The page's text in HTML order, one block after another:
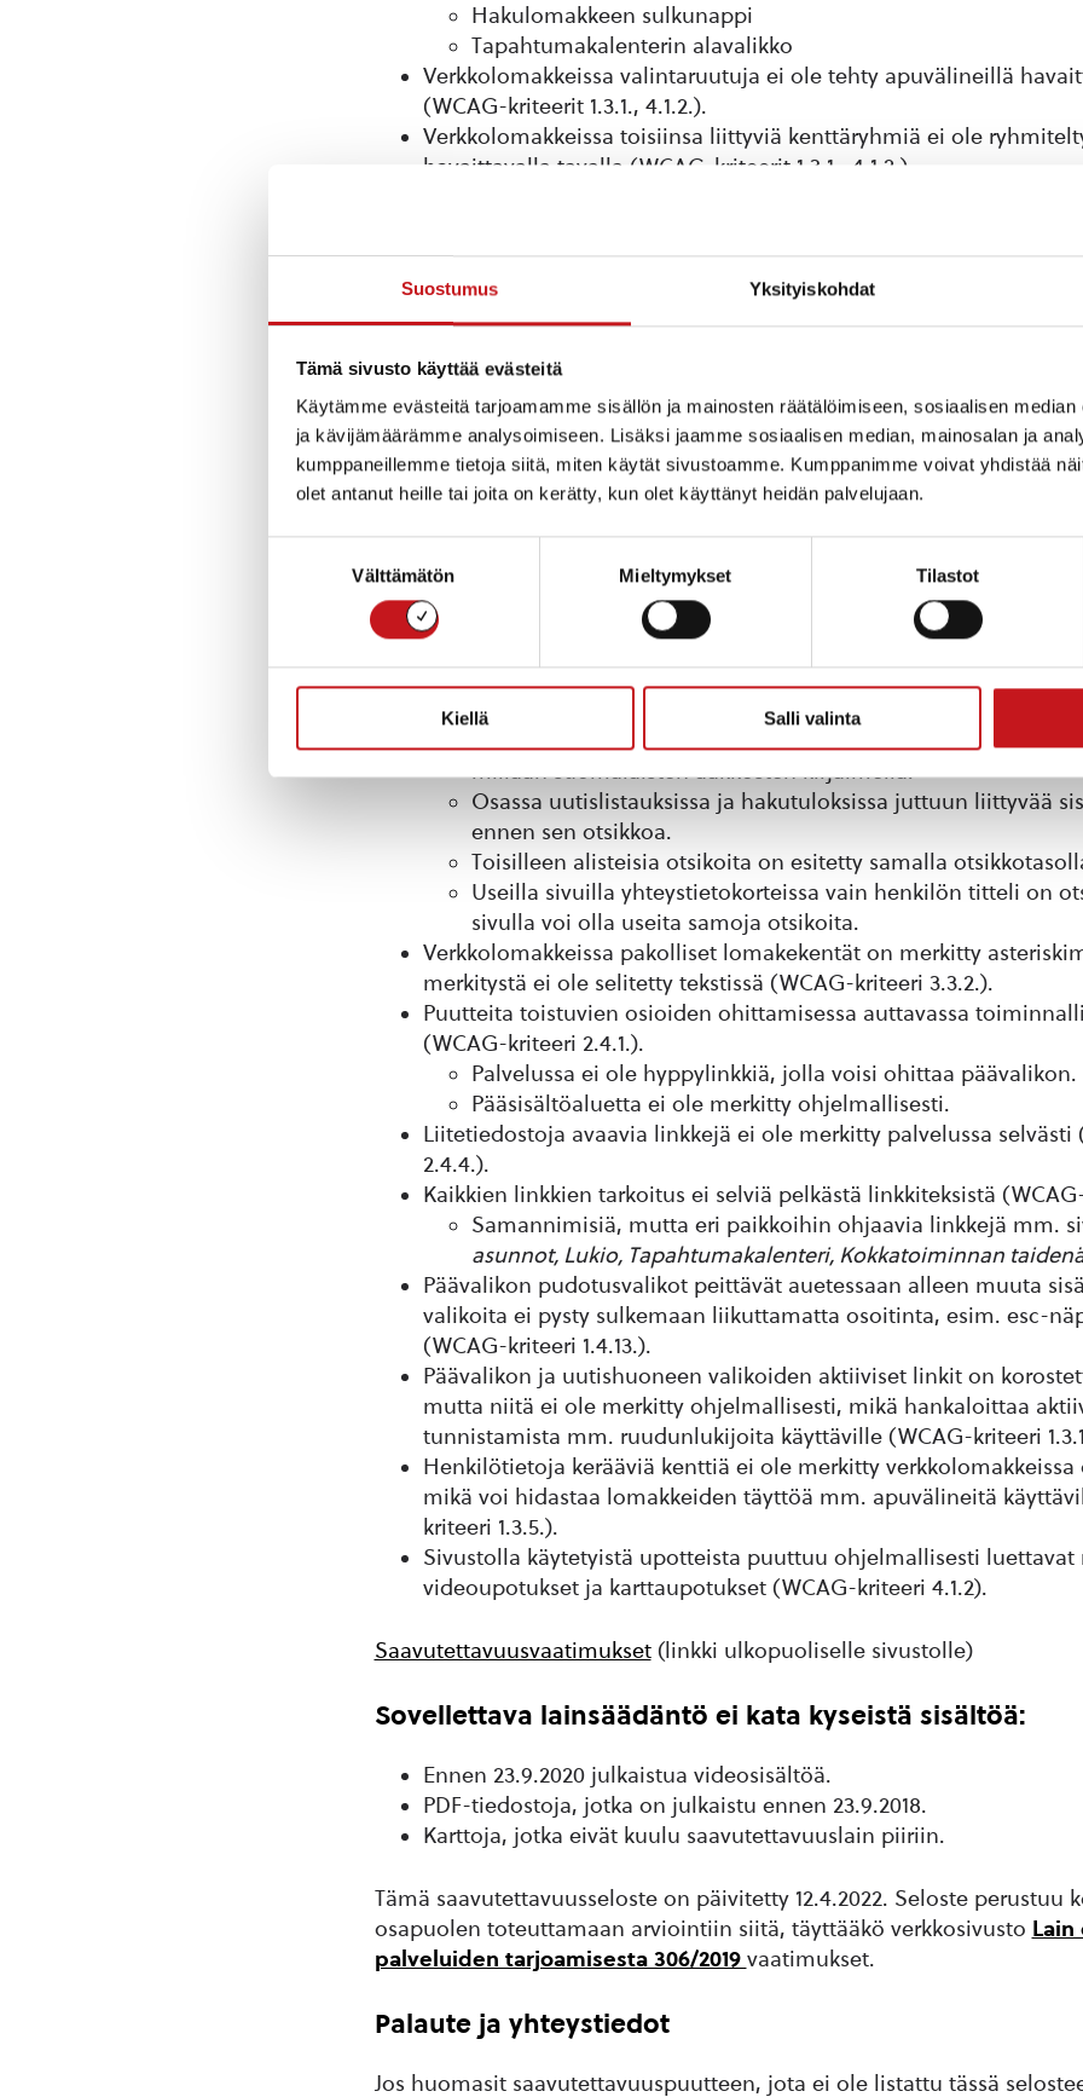
Suostumus Yksityiskohdat
Tämä sivusto käyttää evästeitä
Käytämme evästeitä tarjoamamme sisällön ja mainosten räätälöimiseen, sosiaalisen
ja kävijämäärämme analysoimiseen. Lisäksi jaamme sosiaalisen median, mainosalan ja
kumppaneillemme tietoja siitä, miten käytät sivustoamme. Kumppanimme voivat yhdistää
olet antanut heille tai joita on kerätty, kun olet käyttänyt heidän palvelujaan.
Välttämätön Mieltymykset Tilastot
Kiellä Salli valinta
Hakulomakkeen sulkunappi
Tapahtumakalenterin alavalikko
Verkkolomakkeissa valintaruutuja ei ole tehty apuvälineillä
(WCAG-kriteerit 1.3.1., 4.1.2.).
Verkkolomakkeissa toisiinsa liittyviä kenttäryhmiä ei ole
havaittavalla tavalla (WCAG-kriteerit 1.3.1., 4.1.2.).
Palvelun kieli on määritetty HTML-koodiin suomeksi myös
Kielitieto puuttuu myös kieliversioihin osoittavista linkeistä
3.1.2.).
Mobiilivalikossa osioiden avaamisesta vastaavia kontrolleja ei ole
käyttäville. Niiden tila ei myöskään ole havaittavissa apuvälineillä
4.1.2.).
Tapahtumakalenterin hakutoiminnossa olevien kenttien näkyvät
vastaa niiden ohjelmallisesti määritettyä nimeä, ja osa
määritetyistä teksteistä on englanniksi (WCAG-kriteeri 2.5.3.).
Otsikoiksi on merkitty sisältöjä, jotka eivät ole otsikoita.
Otsikkotaso on jätetty välistä useilla sisältösivuilla.
edeltäville otsikoille.
Aakkosellisen hakemiston viimeinen #-symbolilla merkitty
vaikea ymmärtää ruudunlukijalla. Otsikon alla on sisältöjä,
millään suomalaisten aakkosten kirjaimella.
Osassa uutislistauksissa ja hakutuloksissa juttuun liittyvää
ennen sen otsikkoa.
Toisilleen alisteisia otsikoita on esitetty samalla
Useilla sivuilla yhteystietokorteissa vain henkilön titteli on
sivulla voi olla useita samoja otsikoita.
Verkkolomakkeissa pakolliset lomakekentät on merkitty
merkitystä ei ole selitetty tekstissä (WCAG-kriteeri 3.3.2.).
Puutteita toistuvien osioiden ohittamisessa auttavassa
(WCAG-kriteeri 2.4.1.).
Palvelussa ei ole hyppylinkkiä, jolla voisi ohittaa päävalikon.
Pääsisältöaluetta ei ole merkitty ohjelmallisesti.
Liitetiedostoja avaavia linkkejä ei ole merkitty palvelussa selvästi
2.4.4.).
Kaikkien linkkien tarkoitus ei selviä pelkästä linkkiteksistä
Samannimisiä, mutta eri paikkoihin ohjaavia linkkejä mm.
asunnot, Lukio, Tapahtumakalenteri, Kokkatoiminnan
Päävalikon pudotusvalikot peittävät auetessaan alleen muuta
valikoita ei pysty sulkemaan liikuttamatta osoitinta, esim. esc-
(WCAG-kriteeri 1.4.13.).
Päävalikon ja uutishuoneen valikoiden aktiiviset linkit on
mutta niitä ei ole merkitty ohjelmallisesti, mikä hankaloittaa
tunnistamista mm. ruudunlukijoita käyttäville (WCAG-kriteeri
Henkilötietoja kerääviä kenttiä ei ole merkitty
mikä voi hidastaa lomakkeiden täyttöä mm. apuvälineitä
kriteeri 1.3.5.).
Sivustolla käytetyistä upotteista puuttuu ohjelmallisesti
videoupotukset ja karttaupotukset (WCAG-kriteeri 4.1.2).
Saavutettavuusvaatimukset(linkki ulkopuoliselle sivustolle)
Sovellettava lainsäädäntö ei kata kyseistä sisältöä:
Ennen 23.9.2020 julkaistua videosisältöä.
PDF-tiedostoja, jotka on julkaistu ennen 23.9.2018.
Karttoja, jotka eivät kuulu saavutettavuuslain piiriin.
Tämä saavutettavuusseloste on päivitetty 12.4.2022. Seloste perustuu
osapuolen toteuttamaan arviointiin siitä, täyttääkö verkkosivusto
palveluiden tarjoamisesta 306/2019 vaatimukset.
Palaute ja yhteystiedot
Jos huomasit saavutettavuuspuutteen, jota ei ole listattu tässä